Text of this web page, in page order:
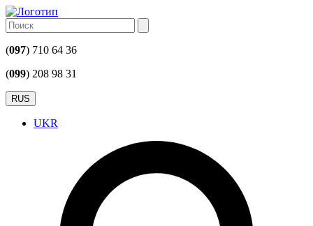
(097) 710 64 36
(099) 208 98 31
RUS
UKR